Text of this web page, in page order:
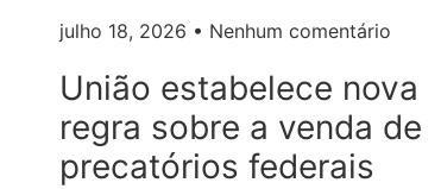
julho 18, 2026 Nenhum comentário
União estabelece nova
regra sobre a venda de
precatórios federais